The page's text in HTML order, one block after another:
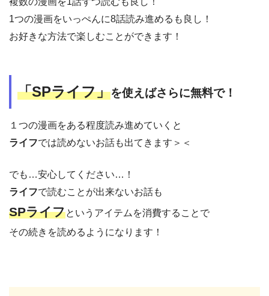
1つの漫画をいっぺんに8話読み進めるも良し！
お好きな方法で楽しむことができます！
「SPライフ」を使えばさらに無料で！
１つの漫画をある程度読み進めていくと
ライフでは読めないお話も出てきます＞＜
でも…安心してください…！
ライフで読むことが出来ないお話も
SPライフというアイテムを消費することで
その続きを読めるようになります！